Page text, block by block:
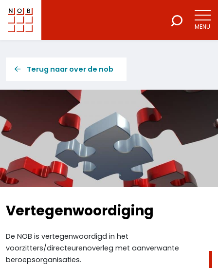
NOB
Voor een excellente beroepsuitoefening
MENU
Terug naar over de nob
Vertegenwoordiging
De NOB is vertegenwoordigd in het
voorzitters/directeurenoverleg met aanverwante
beroepsorganisaties.